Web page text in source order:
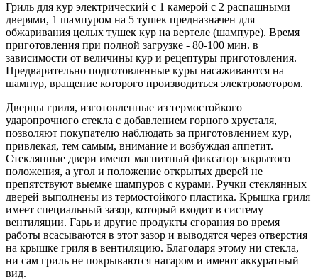
Гриль для кур электрический с 1 камерой с 2 распашными
дверями, 1 шампуром на 5 тушек предназначен для
обжаривания целых тушек кур на вертеле (шампуре). Время
приготовления при полной загрузке - 80-100 мин. в
зависимости от величины кур и рецептуры приготовления.
Предварительно подготовленные куры насаживаются на
шампур, вращение которого производиться электромотором.
Дверцы гриля, изготовленные из термостойкого
ударопрочного стекла с добавлением горного хрусталя,
позволяют покупателю наблюдать за приготовлением кур,
привлекая, тем самым, внимание и возбуждая аппетит.
Стеклянные двери имеют магнитный фиксатор закрытого
положения, а угол и положение открытых дверей не
препятствуют выемке шампуров с курами. Ручки стеклянных
дверей выполнены из термостойкого пластика. Крышка гриля
имеет специальный зазор, который входит в систему
вентиляции. Гарь и другие продукты сгорания во время
работы всасываются в этот зазор и выводятся через отверстия
на крышке гриля в вентиляцию. Благодаря этому ни стекла,
ни сам гриль не покрываются нагаром и имеют аккуратный
вид.